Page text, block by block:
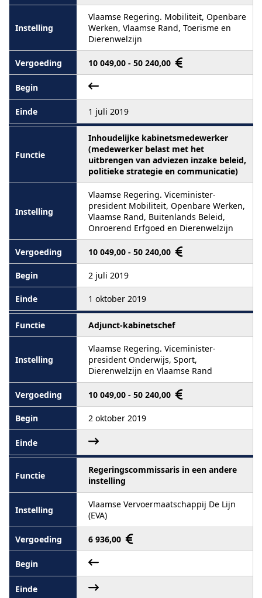
Vlaamse Regering. Mobiliteit, Openbare
Werken, Vlaamse Rand, Toerisme en
Dierenwelzijn
10 049,00 - 50 240,00
1 juli 2019
Inhoudelijke kabinetsmedewerker
(medewerker belast met het
uitbrengen van adviezen inzake beleid,
politieke strategie en communicatie)
Vlaamse Regering. Viceminister-
president Mobiliteit, Openbare Werken,
Vlaamse Rand, Buitenlands Beleid,
Onroerend Erfgoed en Dierenwelzijn
10 049,00 - 50 240,00
2 juli 2019
1 oktober 2019
Adjunct-kabinetschef
Vlaamse Regering. Viceminister-
president Onderwijs, Sport,
Dierenwelzijn en Vlaamse Rand
10 049,00 - 50 240,00
2 oktober 2019
Regeringscommissaris in een andere
instelling
Vlaamse Vervoermaatschappij De Lijn
(EVA)
6 936,00